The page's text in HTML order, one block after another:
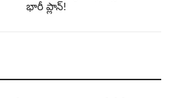
భారీ ప్లాన్!